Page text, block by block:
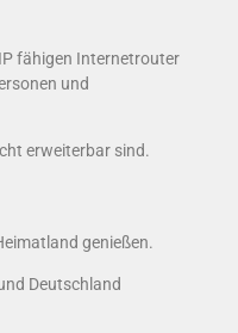
fähigen Internetrouter
und
erweiterbar sind.
genießen.
Deutschland